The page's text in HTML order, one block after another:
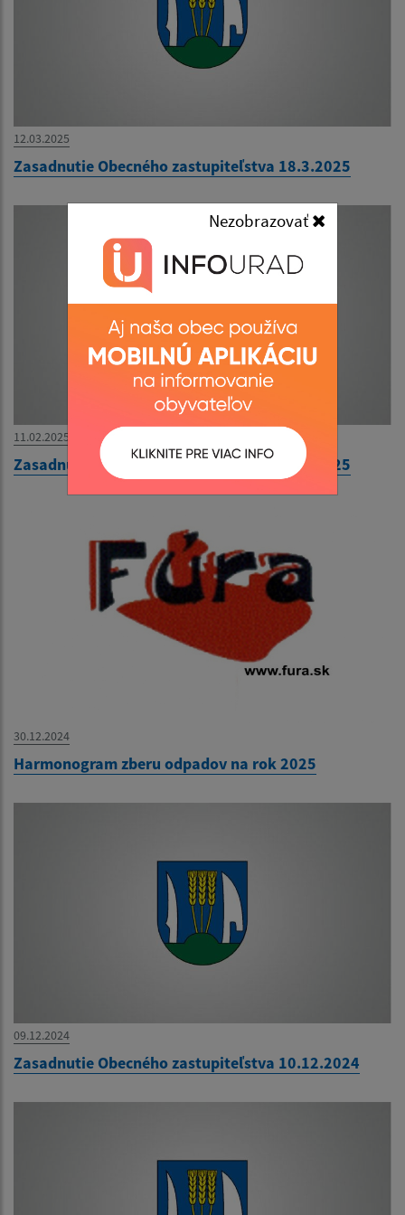
Nezobrazovať
12.03.2025
Zasadnutie Obecného zastupiteľstva 18.3.2025
11.02.2025
Zasadnutie Obecného zastupiteľstva 13.2.2025
30.12.2024
Harmonogram zberu odpadov na rok 2025
09.12.2024
Zasadnutie Obecného zastupiteľstva 10.12.2024